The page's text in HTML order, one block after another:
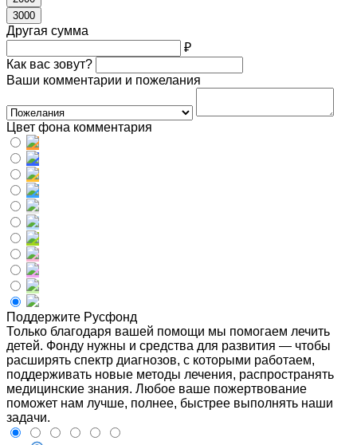
3000
Другая сумма
₽
Как вас зовут?
Ваши комментарии и пожелания
Цвет фона комментария
Поддержите Русфонд
Только благодаря вашей помощи мы помогаем лечить
детей. Фонду нужны и средства для развития — чтобы
расширять спектр диагнозов, с которыми работаем,
поддерживать новые методы лечения, распространять
медицинские знания. Любое ваше пожертвование
поможет нам лучше, полнее, быстрее выполнять наши
задачи.